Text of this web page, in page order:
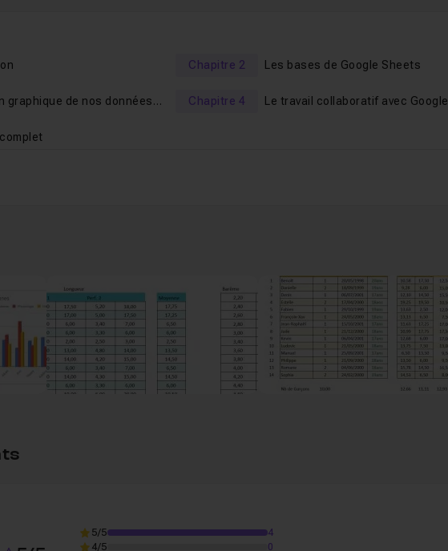
tuto
pour valider vos nouvelles connaissances.
Sheets
Chapitre 2 Les bases de Google Sheets
graphique de nos données
Chapitre 4
Le travail collaboratif avec Google
drive
Google Sheets 35m37
44m39 5/5
4
4/5
0